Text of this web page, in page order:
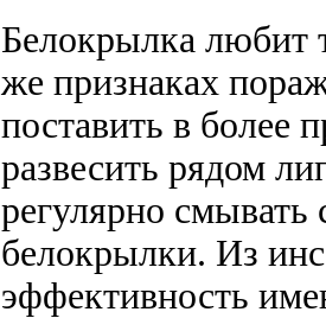
Белокрылка любит
же признаках
поставить в более
развесить рядом
регулярно смывать
белокрылки. Из
эффективность